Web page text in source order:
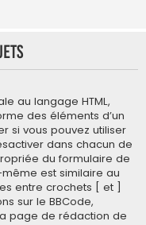
au langage HTML,
des éléments d’un
si vous pouvez utiliser
dans chacun de
du formulaire de
est similaire au
entre crochets [ et ]
sur le BBCode,
page de rédaction de